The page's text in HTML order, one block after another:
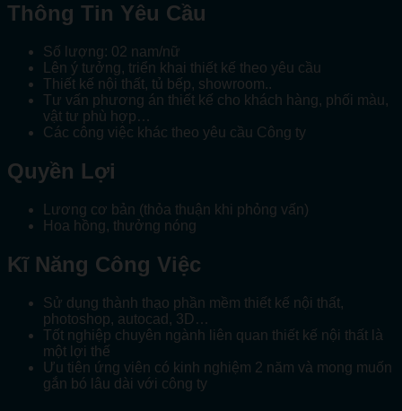
Thông Tin Yêu Cầu
Số lượng: 02 nam/nữ
Lên ý tưởng, triển khai thiết kế theo yêu cầu
Thiết kế nội thất, tủ bếp, showroom..
Tư vấn phương án thiết kế cho khách hàng, phối màu,
vật tư phù hợp…
Các công việc khác theo yêu cầu Công ty
Quyền Lợi
Lương cơ bản (thỏa thuận khi phỏng vấn)
Hoa hồng, thưởng nóng
Kĩ Năng Công Việc
Sử dụng thành thạo phần mềm thiết kế nội thất,
photoshop, autocad, 3D…
Tốt nghiệp chuyên ngành liên quan thiết kế nội thất là
một lợi thế
Ưu tiên ứng viên có kinh nghiệm 2 năm và mong muốn
gắn bó lâu dài với công ty